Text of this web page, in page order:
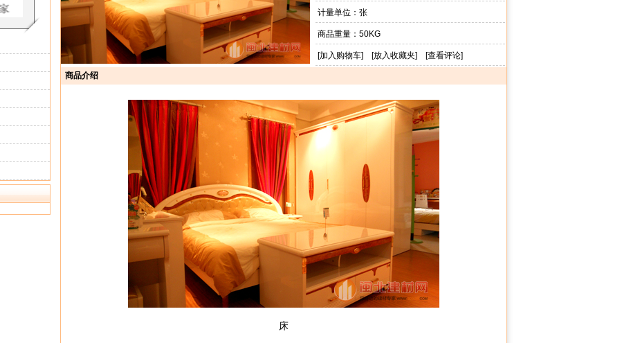
计量单位：张
商品重量：50KG
[加入购物车] [放入收藏夹] [查看评论]
商品介绍
床